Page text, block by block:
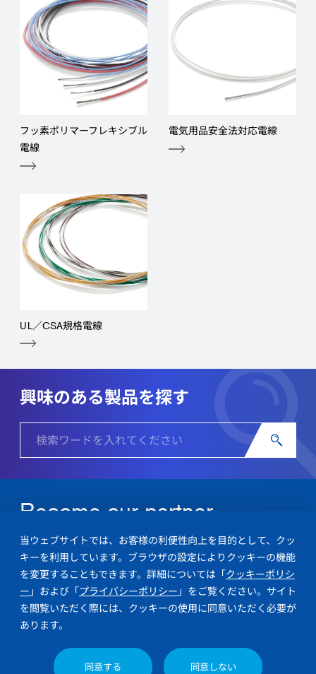
フッ素ポリマーフレキシブル
電線
電気用品安全法対応電線
UL／CSA規格電線
興味のある製品を探す
Become our partner.
潤工社の製品やソリューションについてお気軽にご相談ください。
お問い合わせ
お問い合わせ
当ウェブサイトでは、お客様の利便性向上を目的として、クッ
キーを利用しています。ブラウザの設定によりクッキーの機能
を変更することもできます。詳細については「クッキーポリシ
ー 」および「プライバシーポリシー 」をご覧ください。サイト
を閲覧いただく際には、クッキーの使用に同意いただく必要が
あります。
同意する 同意しない